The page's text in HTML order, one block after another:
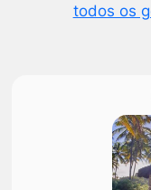
todos os